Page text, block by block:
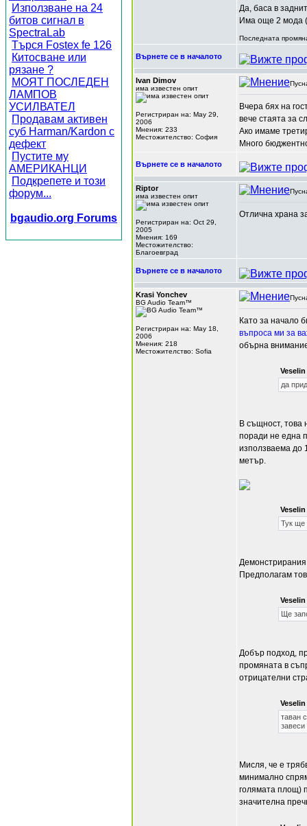
Използване на 24
битов сигнал в
SpectraLab
Търся Fostex fe 126
Китосване или
рязане ?
МОЯТ ПОСЛЕДЕН
ЛАМПОВ
УСИЛВАТЕЛ
Продавам активен
суб Harman/Kardon с
дефект
Пустите му
АМЕРИКАНЦИ
Подкрепете и този
форум...
bgaudio.org Forums
Да, баса в
Има още 2 мода
Последната
Върнете се в началото
Ivan Dimov
има известен опит
Регистриран на: May 29,
2006
Мнения: 233
Местожителство: София
Вчера бях на
вече стаята за
Ако имаме
Много
Върнете се в началото
Riptor
има известен опит
Регистриран на: Oct 29,
2005
Мнения: 169
Местожителство:
Благоевград
Отлична храна
Върнете се в началото
Krasi Yonchev
BG Audio Team™
Регистриран на: May 18,
2006
Мнения: 218
Местожителство: Sofia
Като за начало
въпроса ми за
обърна
да
В същност, това
поради не една
използваема до
метър.
Тук ще
Демонстрирания
Предполагам
Ще
Добър подход,
промяната в
отрицателни
таван
завеси
Мисля, че е
минимално
голямата площ)
значителна